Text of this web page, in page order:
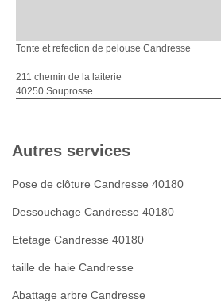
Tonte et refection de pelouse Candresse
211 chemin de la laiterie
40250 Souprosse
Autres services
Pose de clôture Candresse 40180
Dessouchage Candresse 40180
Etetage Candresse 40180
taille de haie Candresse
Abattage arbre Candresse